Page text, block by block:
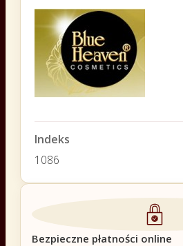
Indeks
1086
Bezpieczne płatności online